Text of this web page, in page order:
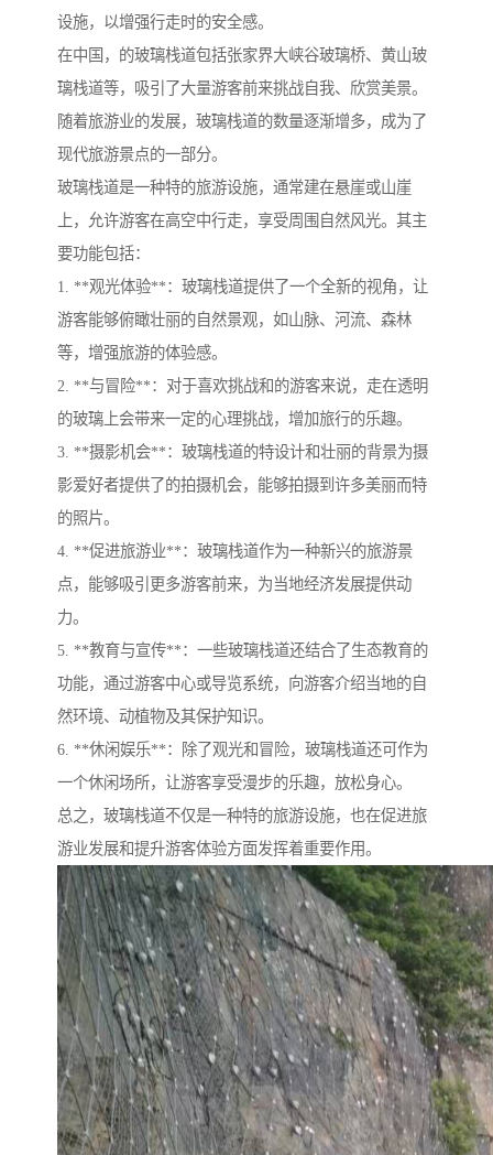
设施，以增强行走时的安全感。
在中国，的玻璃栈道包括张家界大峡谷玻璃桥、黄山玻
璃栈道等，吸引了大量游客前来挑战自我、欣赏美景。
随着旅游业的发展，玻璃栈道的数量逐渐增多，成为了
现代旅游景点的一部分。
玻璃栈道是一种特的旅游设施，通常建在悬崖或山崖
上，允许游客在高空中行走，享受周围自然风光。其主
要功能包括：
1. **观光体验**：玻璃栈道提供了一个全新的视角，让
游客能够俯瞰壮丽的自然景观，如山脉、河流、森林
等，增强旅游的体验感。
2. **与冒险**：对于喜欢挑战和的游客来说，走在透明
的玻璃上会带来一定的心理挑战，增加旅行的乐趣。
3. **摄影机会**：玻璃栈道的特设计和壮丽的背景为摄
影爱好者提供了的拍摄机会，能够拍摄到许多美丽而特
的照片。
4. **促进旅游业**：玻璃栈道作为一种新兴的旅游景
点，能够吸引更多游客前来，为当地经济发展提供动
力。
5. **教育与宣传**：一些玻璃栈道还结合了生态教育的
功能，通过游客中心或导览系统，向游客介绍当地的自
然环境、动植物及其保护知识。
6. **休闲娱乐**：除了观光和冒险，玻璃栈道还可作为
一个休闲场所，让游客享受漫步的乐趣，放松身心。
总之，玻璃栈道不仅是一种特的旅游设施，也在促进旅
游业发展和提升游客体验方面发挥着重要作用。